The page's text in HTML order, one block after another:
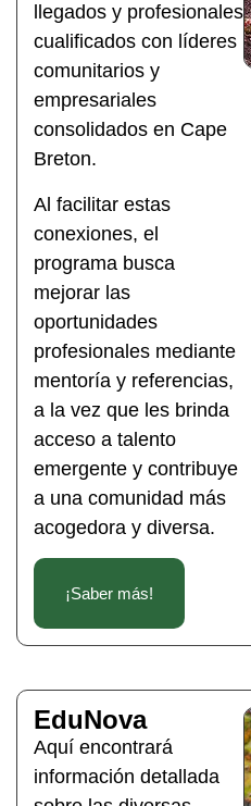
llegados y profesionales
cualificados con líderes
comunitarios y
empresariales
consolidados en Cape
Breton.
Al facilitar estas
conexiones, el
programa busca
mejorar las
oportunidades
profesionales mediante
mentoría y referencias,
a la vez que les brinda
acceso a talento
emergente y contribuye
a una comunidad más
acogedora y diversa.
¡Saber más!
EduNova
Aquí encontrará
información detallada